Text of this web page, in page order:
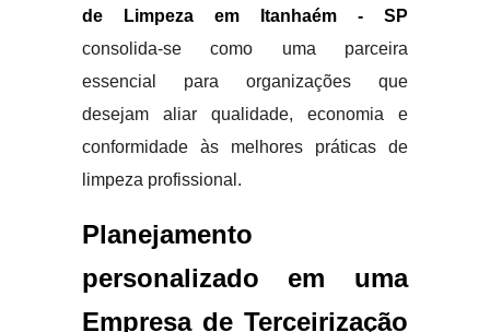
de Limpeza em Itanhaém - SP
consolida-se como uma parceira
essencial para organizações que
desejam aliar qualidade, economia e
conformidade às melhores práticas de
limpeza profissional.
Planejamento
personalizado em uma
Empresa de Terceirização